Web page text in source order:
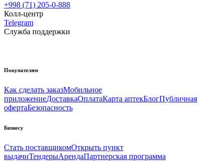
+998 (71) 205-0-888
Колл-центр
Telegram
Служба поддержки
Покупателям
Как сделать заказМобильное
приложениеДоставкаОплатаКарта аптекБлогПубличная
офертаБезопасность
Бизнесу
Стать поставщикомОткрыть пункт
выдачиТендерыАрендаПартнерская программа